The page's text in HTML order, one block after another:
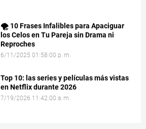
🌪️ 10 Frases Infalibles para Apaciguar
los Celos en Tu Pareja sin Drama ni
Reproches
6/11/2025 01:58:00 p. m.
Top 10: las series y películas más vistas
en Netflix durante 2026
7/19/2026 11:42:00 a. m.